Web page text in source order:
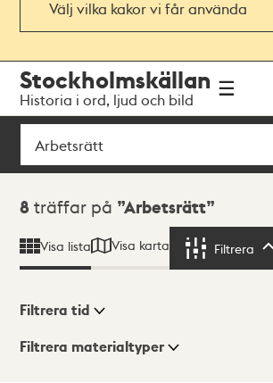
Välj vilka kakor vi får använda
navigationen
huvudinnehållet
Stockholmskällan
Historia i ord, ljud och bild
Sök
Sökresultat
8 träffar på Arbetsrätt
Visa lista Visa karta Filtrera
Visningsläge
Filtrera tid
Filtrera materialtyper